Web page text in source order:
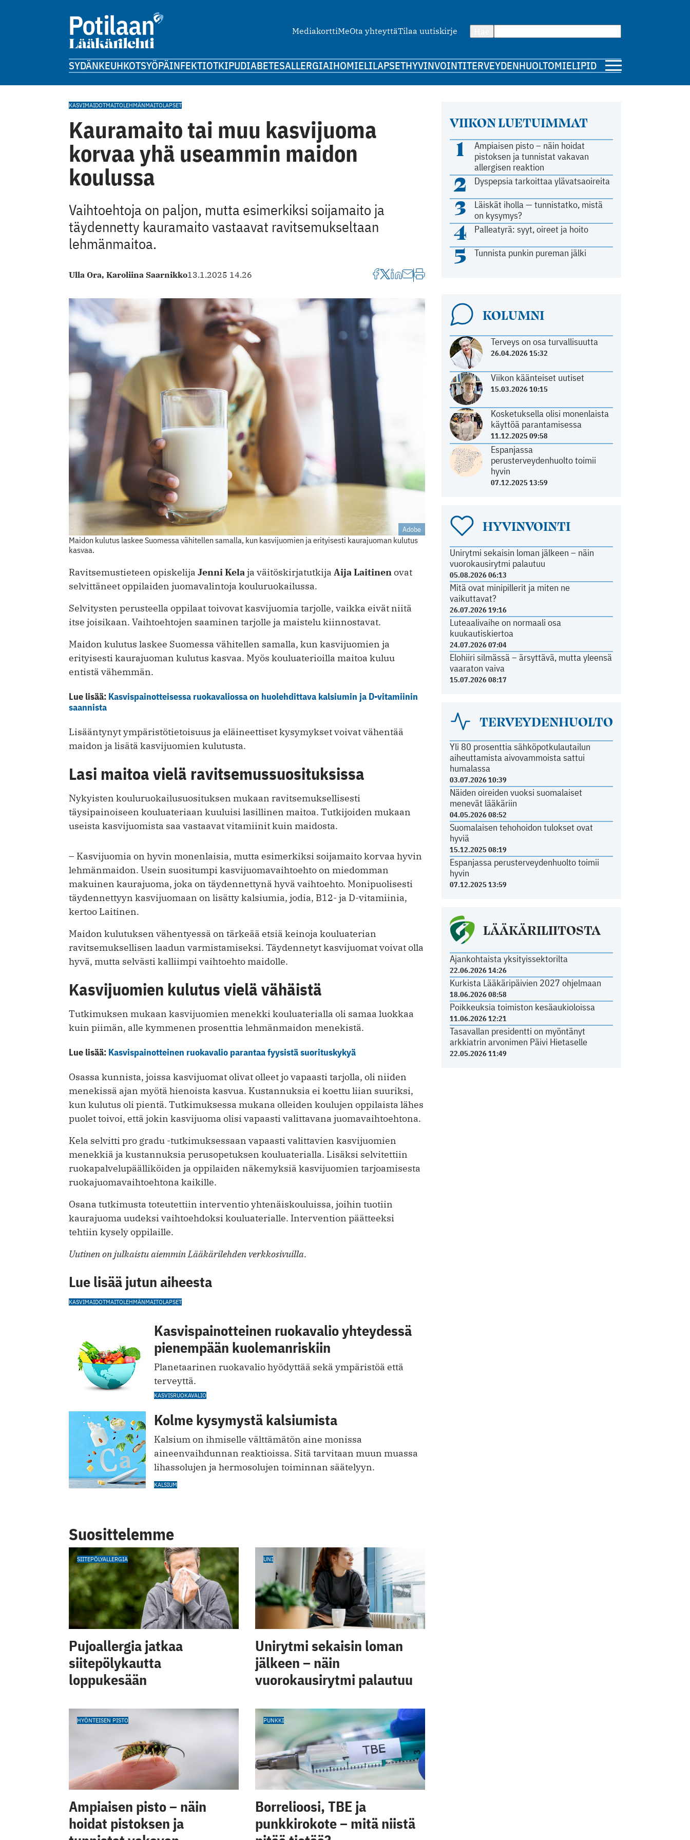
MediakorttiMeOta yhteyttäTilaa uutiskirje
SYDÄNKEUHKOTSYÖPÄINFEKTIOTKIPUDIABETESALLERGIAIHOMIELILAPSETHYVINVOINTITERVEYDENHUOLTOMIELIPIDE
VIIKON LUETUIMMAT
1
Ampiaisen pisto – näin hoidat
pistoksen ja tunnistat vakavan
allergisen reaktion
2 Dyspepsia tarkoittaa ylävatsaoireita
3
Läiskät iholla — tunnistatko, mistä
on kysymys?
4 Palleatyrä: syyt, oireet ja hoito
5 Tunnista punkin pureman jälki
KOLUMNI
Terveys on osa turvallisuutta
26.04.2026 15:32
Viikon käänteiset uutiset
15.03.2026 10:15
Kosketuksella olisi monenlaista
käyttöä parantamisessa
11.12.2025 09:58
Espanjassa
perusterveydenhuolto toimii
hyvin
07.12.2025 13:59
HYVINVOINTI
Unirytmi sekaisin loman jälkeen – näin
vuorokausirytmi palautuu
05.08.2026 06:13
Mitä ovat minipillerit ja miten ne
vaikuttavat?
26.07.2026 19:16
Luteaalivaihe on normaali osa
kuukautiskiertoa
24.07.2026 07:04
Elohiiri silmässä – ärsyttävä, mutta yleensä
vaaraton vaiva
15.07.2026 08:17
TERVEYDENHUOLTO
Yli 80 prosenttia sähköpotkulautailun
aiheuttamista aivovammoista sattui
humalassa
03.07.2026 10:39
Näiden oireiden vuoksi suomalaiset
menevät lääkäriin
04.05.2026 08:52
Suomalaisen tehohoidon tulokset ovat
hyviä
15.12.2025 08:19
Espanjassa perusterveydenhuolto toimii
hyvin
07.12.2025 13:59
LÄÄKÄRILIITOSTA
Ajankohtaista yksityissektorilta
22.06.2026 14:26
Kurkista Lääkäripäivien 2027 ohjelmaan
18.06.2026 08:58
Poikkeuksia toimiston kesäaukioloissa
11.06.2026 12:21
Tasavallan presidentti on myöntänyt
arkkiatrin arvonimen Päivi Hietaselle
22.05.2026 11:49
KASVIMAIDOTMAITOLEHMÄNMAITOLAPSET
Kauramaito tai muu kasvijuoma
korvaa yhä useammin maidon
koulussa
Vaihtoehtoja on paljon, mutta esimerkiksi soijamaito ja
täydennetty kauramaito vastaavat ravitsemukseltaan
lehmänmaitoa.
Ulla Ora, Karoliina Saarnikko13.1.2025 14.26
Adobe
Maidon kulutus laskee Suomessa vähitellen samalla, kun kasvijuomien ja erityisesti kaurajuoman kulutus
kasvaa.
Ravitsemustieteen opiskelija Jenni Kelaja väitöskirjatutkija Aija Laitinenovat
selvittäneet oppilaiden juomavalintoja kouluruokailussa.
Selvitysten perusteella oppilaat toivovat kasvijuomia tarjolle, vaikka eivät niitä
itse joisikaan. Vaihtoehtojen saaminen tarjolle ja maistelu kiinnostavat.
Maidon kulutus laskee Suomessa vähitellen samalla, kun kasvijuomien ja
erityisesti kaurajuoman kulutus kasvaa. Myös kouluaterioilla maitoa kuluu
entistä vähemmän.
Lue lisää: Kasvispainotteisessa ruokavaliossa on huolehdittava kalsiumin ja D-vitamiinin
saannista
Lisääntynyt ympäristötietoisuus ja eläineettiset kysymykset voivat vähentää
maidon ja lisätä kasvijuomien kulutusta.
Lasi maitoa vielä ravitsemussuosituksissa
Nykyisten kouluruokailusuosituksen mukaan ravitsemuksellisesti
täysipainoiseen kouluateriaan kuuluisi lasillinen maitoa. Tutkijoiden mukaan
useista kasvijuomista saa vastaavat vitamiinit kuin maidosta.
– Kasvijuomia on hyvin monenlaisia, mutta esimerkiksi soijamaito korvaa hyvin
lehmänmaidon. Usein suositumpi kasvijuomavaihtoehto on miedomman
makuinen kaurajuoma, joka on täydennettynä hyvä vaihtoehto. Monipuolisesti
täydennettyyn kasvijuomaan on lisätty kalsiumia, jodia, B12- ja D-vitamiinia,
kertoo Laitinen.
Maidon kulutuksen vähentyessä on tärkeää etsiä keinoja kouluaterian
ravitsemuksellisen laadun varmistamiseksi. Täydennetyt kasvijuomat voivat olla
hyvä, mutta selvästi kalliimpi vaihtoehto maidolle.
Kasvijuomien kulutus vielä vähäistä
Tutkimuksen mukaan kasvijuomien menekki kouluaterialla oli samaa luokkaa
kuin piimän, alle kymmenen prosenttia lehmänmaidon menekistä.
Lue lisää: Kasvispainotteinen ruokavalio parantaa fyysistä suorituskykyä
Osassa kunnista, joissa kasvijuomat olivat olleet jo vapaasti tarjolla, oli niiden
menekissä ajan myötä hienoista kasvua. Kustannuksia ei koettu liian suuriksi,
kun kulutus oli pientä. Tutkimuksessa mukana olleiden koulujen oppilaista lähes
puolet toivoi, että jokin kasvijuoma olisi vapaasti valittavana juomavaihtoehtona.
Kela selvitti pro gradu -tutkimuksessaan vapaasti valittavien kasvijuomien
menekkiä ja kustannuksia perusopetuksen kouluaterialla. Lisäksi selvitettiin
ruokapalvelupäälliköiden ja oppilaiden näkemyksiä kasvijuomien tarjoamisesta
ruokajuomavaihtoehtona kaikille.
Osana tutkimusta toteutettiin interventio yhtenäiskouluissa, joihin tuotiin
kaurajuoma uudeksi vaihtoehdoksi kouluaterialle. Intervention päätteeksi
tehtiin kysely oppilaille.
Uutinen on julkaistu aiemmin Lääkärilehden verkkosivuilla.
Lue lisää jutun aiheesta
KASVIMAIDOTMAITOLEHMÄNMAITOLAPSET
Kasvispainotteinen ruokavalio yhteydessä
pienempään kuolemanriskiin
Planetaarinen ruokavalio hyödyttää sekä ympäristöä että
terveyttä.
KASVISRUOKAVALIO
Kolme kysymystä kalsiumista
Kalsium on ihmiselle välttäm ätön aine monissa
aineenvaihdunnan reaktioissa. Sitä tarvitaan muun muassa
lihassolujen ja hermosolujen toiminnan säätelyyn.
KALSIUM
Suosittelemme
SIITEPÖLYALLERGIA
Pujoallergia jatkaa
siitepölykautta
loppukesään
UNI
Unirytmi sekaisin loman
jälkeen – näin
vuorokausirytmi palautuu
HYÖNTEISEN PISTO
Ampiaisen pisto – näin
hoidat pistoksen ja
PUNKKI
Borrelioosi, TBE ja
punkkirokote – mitä niistä